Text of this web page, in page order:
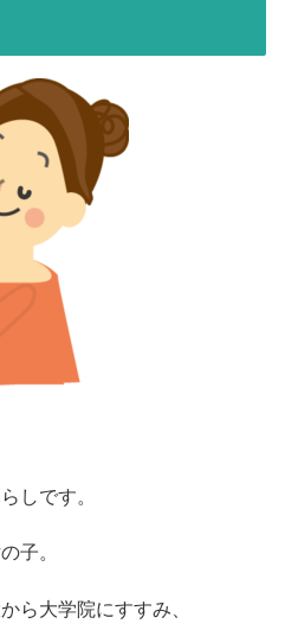
しです。
子。
ら大学院にすすみ、